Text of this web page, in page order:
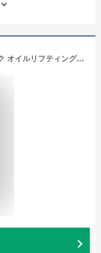
ポイント10倍 リフトアップ リフティングパック オイルリフティングパック クリーム シワ改善 ほうれい線 たるみ くすみ 引き上げ スキンケア フェイスパック リフティングマスク フェイスマスク 毛穴ケア 韓国コスメ